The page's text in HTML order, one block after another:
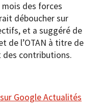
des forces
déboucher sur
et a suggéré de
de l’OTAN à titre de
des contributions.
Google Actualités